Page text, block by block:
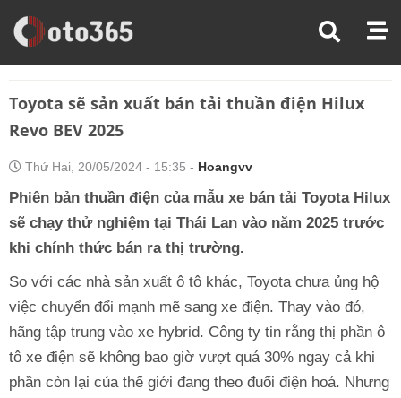
Trang Chủ
Xe Điện
Toyota sẽ sản xuất bán tải thuần điện Hilux
Revo BEV 2025
Thứ Hai, 20/05/2024 - 15:35 - Hoangvv
Phiên bản thuần điện của mẫu xe bán tải Toyota Hilux
sẽ chạy thử nghiệm tại Thái Lan vào năm 2025 trước
khi chính thức bán ra thị trường.
So với các nhà sản xuất ô tô khác, Toyota chưa ủng hộ
việc chuyển đổi mạnh mẽ sang xe điện. Thay vào đó,
hãng tập trung vào xe hybrid. Công ty tin rằng thị phần ô
tô xe điện sẽ không bao giờ vượt quá 30% ngay cả khi
phần còn lại của thế giới đang theo đuổi điện hoá. Nhưng